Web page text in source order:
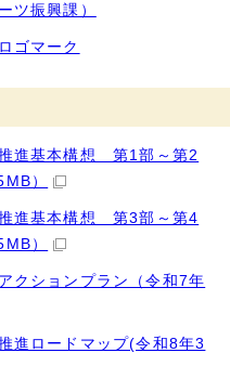
ツ振興課）
ゴマーク
進基本構想 第1部～第2
）
進基本構想 第3部～第4
）
クションプラン（令和7年
進ロードマップ(令和8年3